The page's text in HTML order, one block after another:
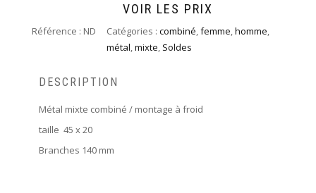
VOIR LES PRIX
Référence : ND Catégories : combiné,femme,homme,
métal,mixte, Soldes
DESCRIPTION
Métal mixte combiné / montage à froid
taille 45 x 20
Branches 140 mm